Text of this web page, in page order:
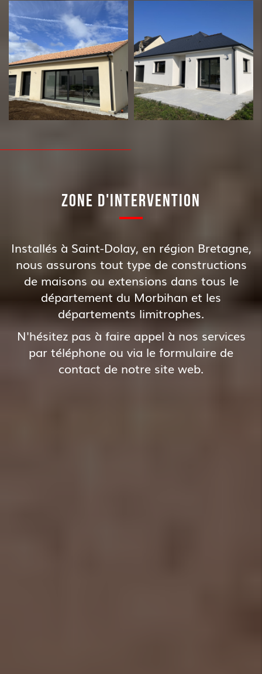
ZONE D'INTERVENTION
Installés à Saint-Dolay, en région Bretagne,
nous assurons tout type de constructions
de maisons ou extensions dans tous le
département du Morbihan et les
départements limitrophes.
N'hésitez pas à faire appel à nos services
par téléphone ou via le formulaire de
contact de notre site web.